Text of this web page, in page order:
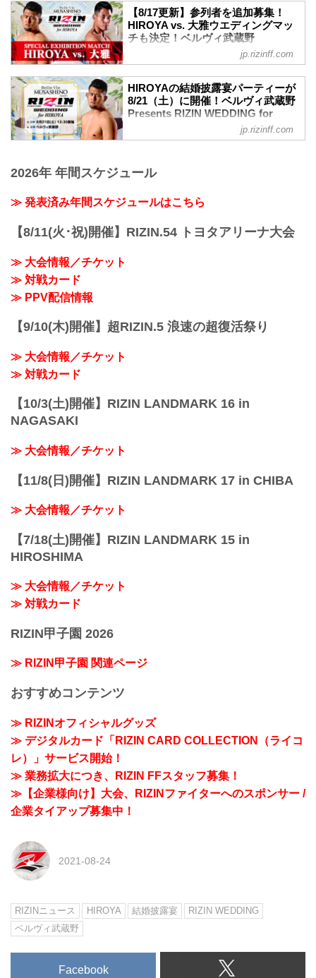
ぞ！
さらに、RIZINファイター・関根"シュレ
ック"秀樹率いるウェディングモンスター
軍による、スペシャルウェディングプロ
レスが実施されることも決定！
そして今回の結婚披露宴の豪華ゲストも
発表！
いよいよ今週末に開催が迫った『ベルヴ
ィ武蔵野 Presents RIZIN WEDDIN...
8月21日（土）に催される『ベルヴィ武蔵
野 Presents RIZIN WEDDING for
HIROYA』の模様が、配信プラットフォ
でも視聴が可能！また、HIROYAの結婚
披露宴をオンラインでお祝いしたい！と
いう方向けのご祝儀チケット（引き出物
付き）もご用意しているぞ！
豪華ゲスト参列予定、HIROYA vs. 大雅ウ
ルヴィ...
【8/17更新】参列者を追加募集！
HIROYA vs. 大雅ウエディングマッ
チも決定！ベルヴィ武蔵野
Presents RIZIN WEDDING for
HIROYA - RIZIN FIGHTING
FEDERATION オフィシャルサイト
8月21日（土）に催される『ベルヴィ武蔵
野 Presents RIZIN WEDDING for
によるウエディングマッチが行われるこ
集！
ッチを含むイベント盛りだくさんの『ベ
for HIROYA』。HIROYAの結婚披露宴へ
参列し、記念すべき瞬間に立ち会おう！
jp.rizinff.com
HIROYAの結婚披露宴パーティーが
8/21（土）に開催！ベルヴィ武蔵野
Presents RIZIN WEDDING for
HIROYA - RIZIN FIGHTING
FEDERATION オフィシャルサイト
ー・HIROYAの結婚披露宴パーティー
結婚披露宴パーティーの模様はオンライ
ンにてライブ配信！また一般のファンも
参列出来るよう、鋭意調整中だ！ライブ
ベルヴィ武蔵野 Presents RIZIN
jp.rizinff.com
2026年 年間スケジュール
≫ 発表済み年間スケジュールはこちら
【8/11(火･祝)開催】RIZIN.54 トヨタアリーナ大会
≫ 大会情報／チケット
≫ 対戦カード
≫ PPV配信情報
【9/10(木)開催】超RIZIN.5 浪速の超復活祭り
≫ 大会情報／チケット
≫ 対戦カード
【10/3(土)開催】RIZIN LANDMARK 16 in
NAGASAKI
≫ 大会情報／チケット
【11/8(日)開催】RIZIN LANDMARK 17 in CHIBA
≫ 大会情報／チケット
【7/18(土)開催】RIZIN LANDMARK 15 in
HIROSHIMA
≫ 大会情報／チケット
≫ 対戦カード
RIZIN甲子園 2026
≫ RIZIN甲子園 関連ページ
おすすめコンテンツ
≫ RIZINオフィシャルグッズ
≫ デジタルカード「RIZIN CARD COLLECTION（ライコ
レ）」サービス開始！
≫ 業務拡大につき、RIZIN FFスタッフ募集！
≫【企業様向け】大会、RIZINファイターへのスポンサー /
企業タイアップ募集中！
2021-08-24
RIZINニュース HIROYA 結婚披露宴
RIZIN WEDDING
ベルヴィ武蔵野
Facebook